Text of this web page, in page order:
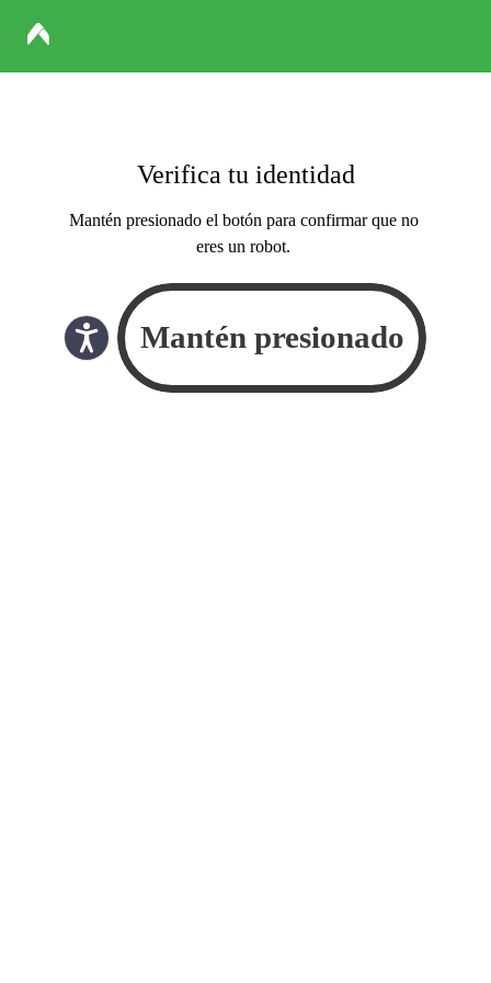
Verifica tu identidad
Mantén presionado el botón para confirmar que no
eres un robot.